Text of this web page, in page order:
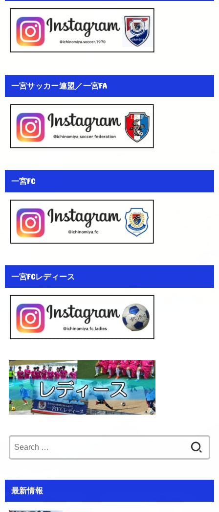
一宮サッカー連盟／一宮FA
一宮FC
一宮FCレディース
for:
最新情報